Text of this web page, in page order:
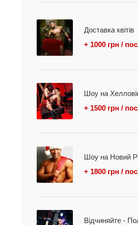
Доставка квітів
+ 1000 грн /
Шоу на
+ 1500 грн /
Шоу на Новий
+ 1800 грн /
Відчиняйте -